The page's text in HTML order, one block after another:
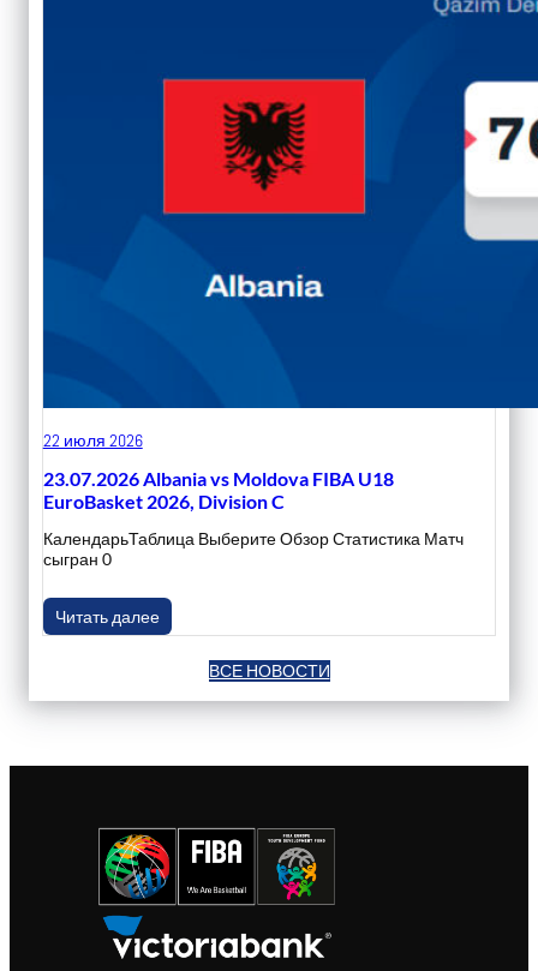
22 июля 2026
23.07.2026 Albania vs Moldova FIBA U18
EuroBasket 2026, Division C
КалендарьТаблица Выберите Обзор Статистика Матч
сыгран 0
Читать далее
ВСЕ НОВОСТИ